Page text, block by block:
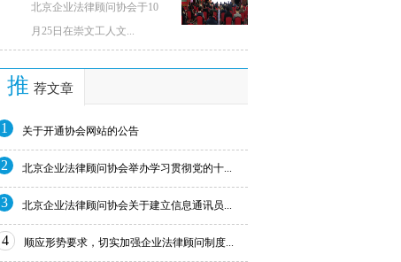
北京企业法律顾问协会于10
月25日在崇文工人文...
推 荐文章
1 关于开通协会网站的公告
2 北京企业法律顾问协会举办学习贯彻党的十...
3 北京企业法律顾问协会关于建立信息通讯员...
4 顺应形势要求，切实加强企业法律顾问制度...